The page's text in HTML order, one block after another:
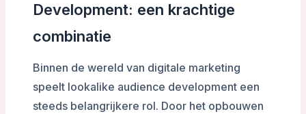
Development: een krachtige
combinatie
Binnen de wereld van digitale marketing
speelt lookalike audience development een
steeds belangrijkere rol. Door het opbouwen